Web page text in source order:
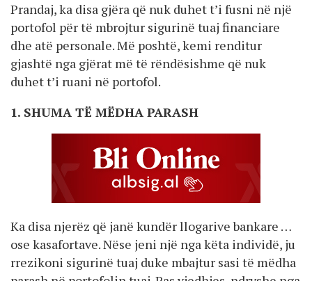
Prandaj, ka disa gjëra që nuk duhet t’i fusni në një
portofol për të mbrojtur sigurinë tuaj financiare
dhe atë personale. Më poshtë, kemi renditur
gjashtë nga gjërat më të rëndësishme që nuk
duhet t’i ruani në portofol.
1. SHUMA TË MËDHA PARASH
Ka disa njerëz që janë kundër llogarive bankare …
ose kasafortave. Nëse jeni një nga këta individë, ju
rrezikoni sigurinë tuaj duke mbajtur sasi të mëdha